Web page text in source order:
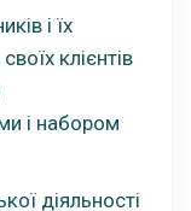
і їх
клієнтів
і набором
діяльності